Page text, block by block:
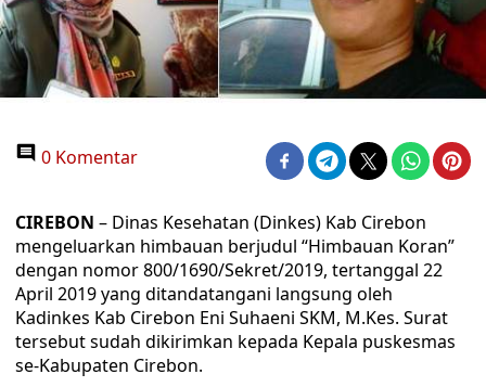
0 Komentar
CIREBON – Dinas Kesehatan (Dinkes) Kab Cirebon
mengeluarkan himbauan berjudul “Himbauan Koran”
dengan nomor 800/1690/Sekret/2019, tertanggal 22
April 2019 yang ditandatangani langsung oleh
Kadinkes Kab Cirebon Eni Suhaeni SKM, M.Kes. Surat
tersebut sudah dikirimkan kepada Kepala puskesmas
se-Kabupaten Cirebon.